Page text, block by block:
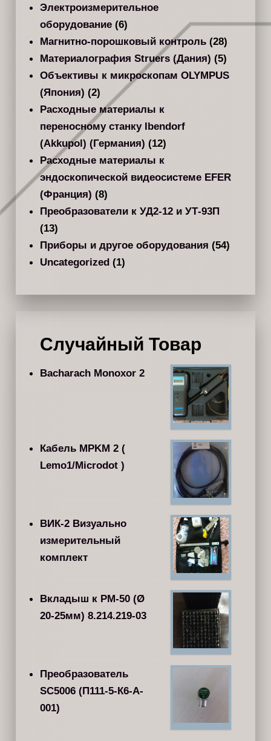
Электроизмерительное
оборудование (6)
Магнитно-порошковый контроль (28)
Материалография Struers (Дания) (5)
Объективы к микроскопам OLYMPUS
(Япония) (2)
Расходные материалы к
переносному станку Ibendorf
(Akkupol) (Германия) (12)
Расходные материалы к
эндоскопической видеосистеме EFER
(Франция) (8)
Преобразователи к УД2-12 и УТ-93П
(13)
Приборы и другое оборудования (54)
Uncategorized (1)
Случайный Товар
Bacharach Monoxor 2
Кабель MPKM 2 (
Lemo1/Microdot )
ВИК-2 Визуально
измерительный
комплект
Вкладыш к РМ-50 (Ø
20-25мм) 8.214.219-03
Преобразователь
SC5006 (П111-5-К6-A-
001)